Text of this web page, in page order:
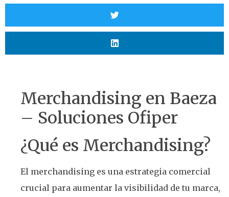
Merchandising en Baeza
– Soluciones Ofiper
¿Qué es Merchandising?
El merchandising es una estrategia comercial
crucial para aumentar la visibilidad de tu marca,